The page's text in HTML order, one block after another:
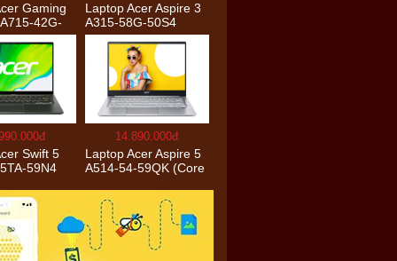
Gaming
42G-
8GB
– Hàng
Laptop Acer Aspire 3
A315-58G-50S4
(Core i5 1135G7/8GB
RAM/512GB/15.6″FH
D/MX350 2GB/Win
10/Bạc)
Swift 5
59N4
– Hàng
14.890.000đ
Laptop Acer Aspire 5
A514-54-59QK (Core
RAM/512GB/14″FHD/
Win 11/Vàng)